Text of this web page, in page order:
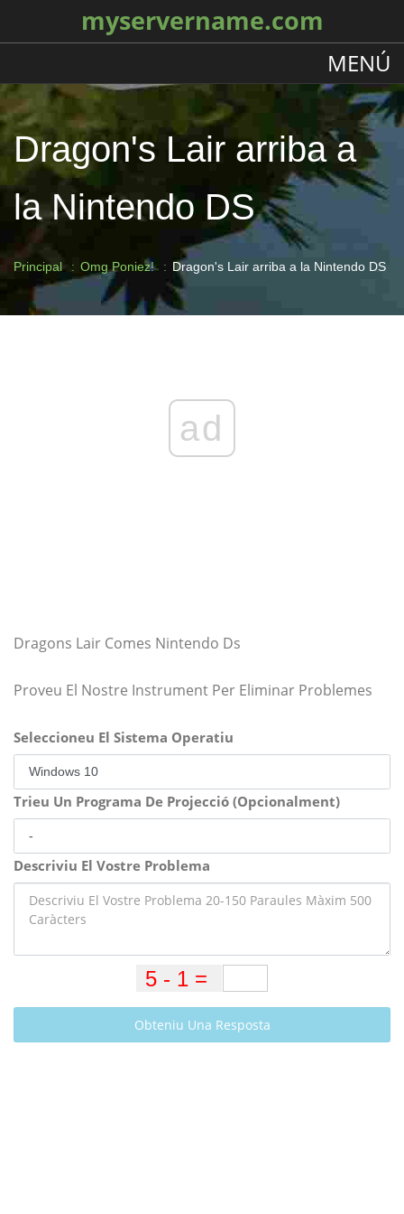
myservername.com
MENÚ
Dragon's Lair arriba a
la Nintendo DS
Principal Omg Poniez! Dragon's Lair arriba a la Nintendo DS
ad
Dragons Lair Comes Nintendo Ds
Proveu El Nostre Instrument Per Eliminar Problemes
Seleccioneu El Sistema Operatiu
Trieu Un Programa De Projecció (Opcionalment)
Descriviu El Vostre Problema
Obteniu Una Resposta